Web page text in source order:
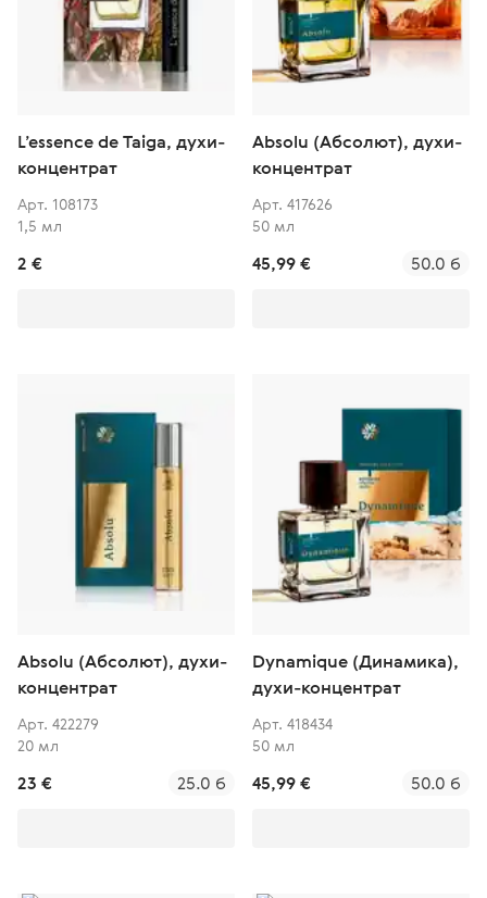
L’essence de Taiga, духи-
концентрат
Арт. 108173
1,5 мл
2 €
Absolu (Абсолют), духи-
концентрат
Арт. 417626
50 мл
45,99 € 50.0 б
Absolu (Абсолют), духи-
концентрат
Арт. 422279
20 мл
23 € 25.0 б
Dynamique (Динамика),
духи-концентрат
Арт. 418434
50 мл
45,99 € 50.0 б